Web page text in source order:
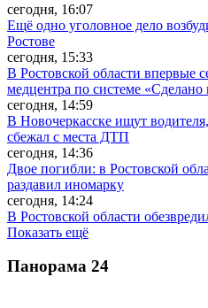
сегодня, 16:07
Ещё одно уголовное дело
Ростове
сегодня, 15:33
В Ростовской области впервые
медцентра по системе
сегодня, 14:59
В Новочеркасске ищут
сбежал с места ДТП
сегодня, 14:36
Двое погибли: в Ростовской
раздавил иномарку
сегодня, 14:24
В Ростовской области
Показать ещё
Панорама 24